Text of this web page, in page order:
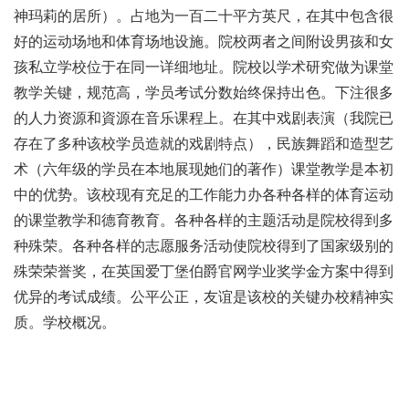
神玛莉的居所）。占地为一百二十平方英尺，在其中包含很
好的运动场地和体育场地设施。院校两者之间附设男孩和女
孩私立学校位于在同一详细地址。院校以学术研究做为课堂
教学关键，规范高，学员考试分数始终保持出色。下注很多
的人力资源和資源在音乐课程上。在其中戏剧表演（我院已
存在了多种该校学员造就的戏剧特点），民族舞蹈和造型艺
术（六年级的学员在本地展现她们的著作）课堂教学是本初
中的优势。该校现有充足的工作能力办各种各样的体育运动
的课堂教学和德育教育。各种各样的主题活动是院校得到多
种殊荣。各种各样的志愿服务活动使院校得到了国家级别的
殊荣荣誉奖，在英国爱丁堡伯爵官网学业奖学金方案中得到
优异的考试成绩。公平公正，友谊是该校的关键办校精神实
质。学校概况。